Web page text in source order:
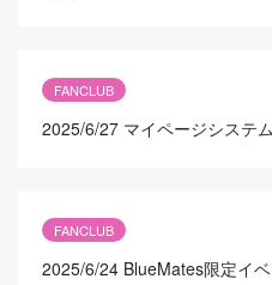
FANCLUB
2025/6/27 マイページシステ
FANCLUB
2025/6/24 BlueMates限定イ